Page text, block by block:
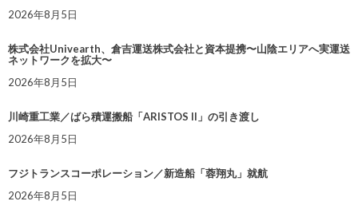
2026年8月5日
株式会社Univearth、倉吉運送株式会社と資本提携〜山陰エリアへ実運送
ネットワークを拡大〜
2026年8月5日
川崎重工業／ばら積運搬船「ARISTOS II」の引き渡し
2026年8月5日
フジトランスコーポレーション／新造船「蓉翔丸」就航
2026年8月5日